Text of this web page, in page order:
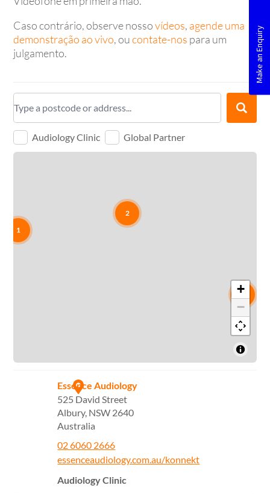
Caso contrário, observe nossovídeos, agende uma
demonstração ao vivo, oucontate-nos para um
julgamento.